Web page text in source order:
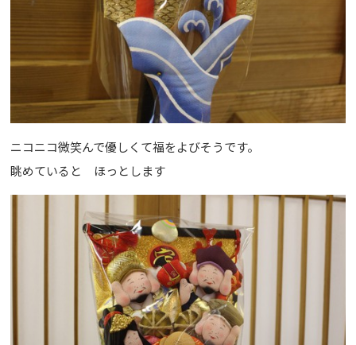
ニコニコ微笑んで優しくて福をよびそうです。
眺めていると ほっとします